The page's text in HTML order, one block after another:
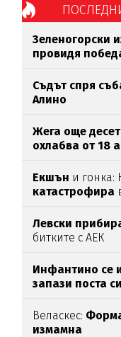
Зеленогорски
провидя
Съдът спря
Алино
Жега още
охлабва от 18
Екшън и гонка:
катастрофира
Левски
битките с АЕК
Инфантино се
запази поста си
Веласкес:
измамна